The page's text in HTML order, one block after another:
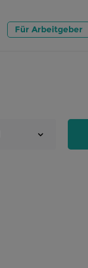
Für Arbeitgeber